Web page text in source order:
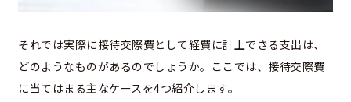
それでは実際に接待交際費として経費に計上できる支出は、
どのようなものがあるのでしょうか。ここでは、接待交際費
に当てはまる主なケースを4つ紹介します。